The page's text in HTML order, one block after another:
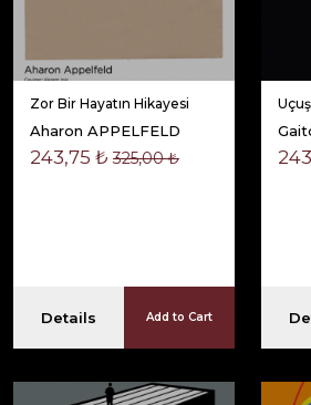
Zor Bir Hayatın Hikayesi
Aharon APPELFELD
243,75 ₺ 325,00 ₺
Details Add to Cart
Uçuş